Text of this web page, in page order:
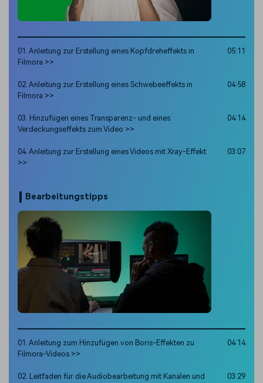
01. Anleitung zur Erstellung eines Kopfdreheffekts in
Filmora >>
05:11
02. Anleitung zur Erstellung eines Schwebeeffekts in
Filmora >>
04:58
03. Hinzufügen eines Transparenz- und eines
Verdeckungseffekts zum Video >>
04:14
04. Anleitung zur Erstellung eines Videos mit Xray-Effekt
>>
03:07
Bearbeitungstipps
01. Anleitung zum Hinzufügen von Boris-Effekten zu
Filmora-Videos >>
04:14
02. Leitfaden für die Audiobearbeitung mit Kanälen und
03:29